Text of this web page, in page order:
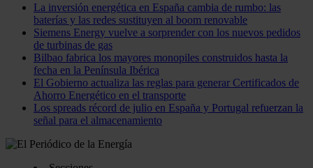
La inversión energética en España cambia de rumbo: las
baterías y las redes sustituyen al boom renovable
Siemens Energy vuelve a sorprender con los nuevos pedidos
de turbinas de gas
Bilbao fabrica los mayores monopiles construidos hasta la
fecha en la Península Ibérica
El Gobierno actualiza las reglas para generar Certificados de
Ahorro Energético en el transporte
Los spreads récord de julio en España y Portugal refuerzan la
señal para el almacenamiento